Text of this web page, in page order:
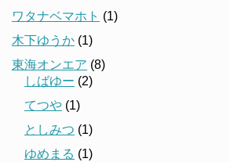
ワタナベマホト (1)
木下ゆうか (1)
東海オンエア (8)
しばゆー (2)
てつや (1)
としみつ (1)
ゆめまる (1)